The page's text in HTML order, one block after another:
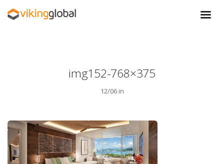
img152-768×375
12/06 in